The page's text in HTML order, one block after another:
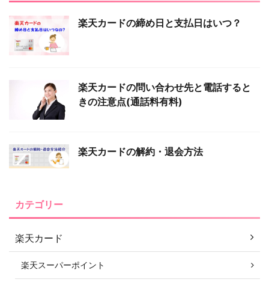
楽天カードの締め日と支払日はいつ？
楽天カードの問い合わせ先と電話すると
きの注意点(通話料有料)
楽天カードの解約・退会方法
カテゴリー
楽天カード
楽天スーパーポイント